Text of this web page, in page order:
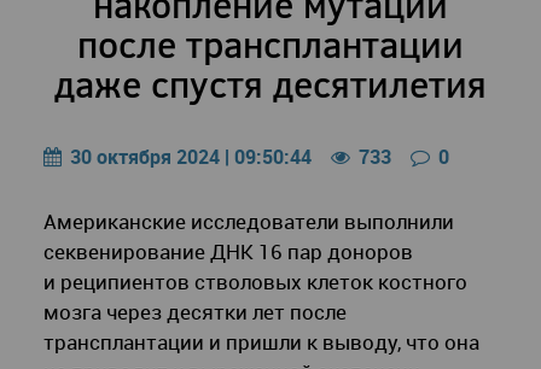
после трансплантации
даже спустя десятилетия
30 октября 2024 | 09:50:44 733 0
Американские исследователи выполнили
секвенирование ДНК 16 пар доноров
и реципиентов стволовых клеток костного
мозга через десятки лет после
трансплантации и пришли к выводу, что она